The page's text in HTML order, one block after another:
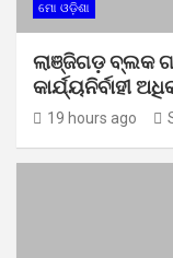
ମୋ ଓଡ଼ିଶା
ଲାଞ୍ଜିଗଡ଼ ବ୍ଲକ
କାର୍ଯ୍ୟନିର୍ବାହୀ
19 hours ago